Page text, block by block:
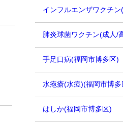
インフルエンザワクチン(
肺炎球菌ワクチン(成人/
手足口病(福岡市博多区)
水疱瘡(水痘)(福岡市博多
はしか(福岡市博多区)